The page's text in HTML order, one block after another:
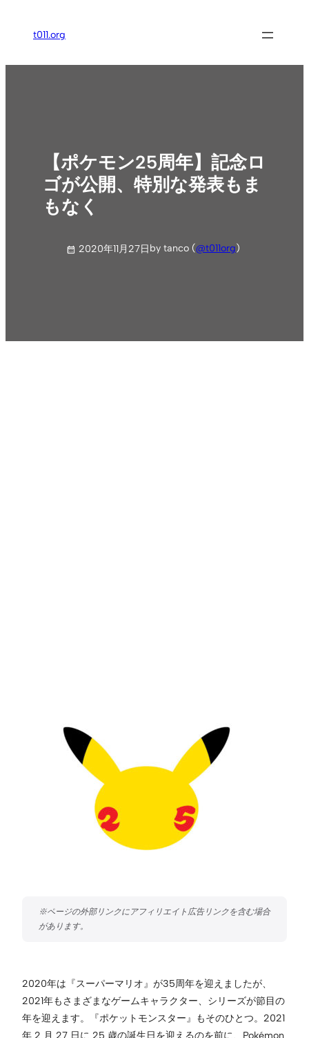
ス
t011.org
【ポケモン25周年】記念ロ
ゴが公開、特別な発表もま
もなく
2020年11月27日by tanco (@t011org)
2020年は『スーパーマリオ』が35周年を迎えましたが、
2021年もさまざまなゲームキャラクター、シリーズが節目の
年を迎えます。『ポケットモンスター』もそのひとつ。2021
年 2 月 27 日に 25 歳の誕生日を迎えるのを前に、Pokémon